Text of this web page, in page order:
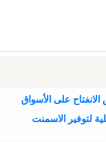
على الأسواق
لتوفير الاسمنت